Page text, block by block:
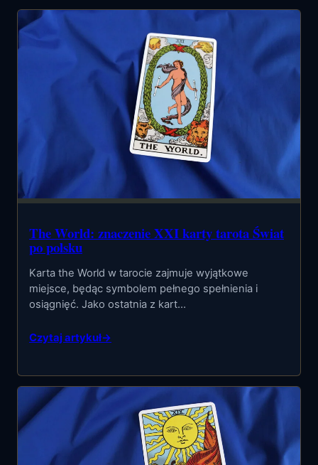
The World: znaczenie XXI karty tarota Świat
po polsku
Karta the World w tarocie zajmuje wyjątkowe
miejsce, będąc symbolem pełnego spełnienia i
osiągnięć. Jako ostatnia z kart…
Czytaj artykuł→